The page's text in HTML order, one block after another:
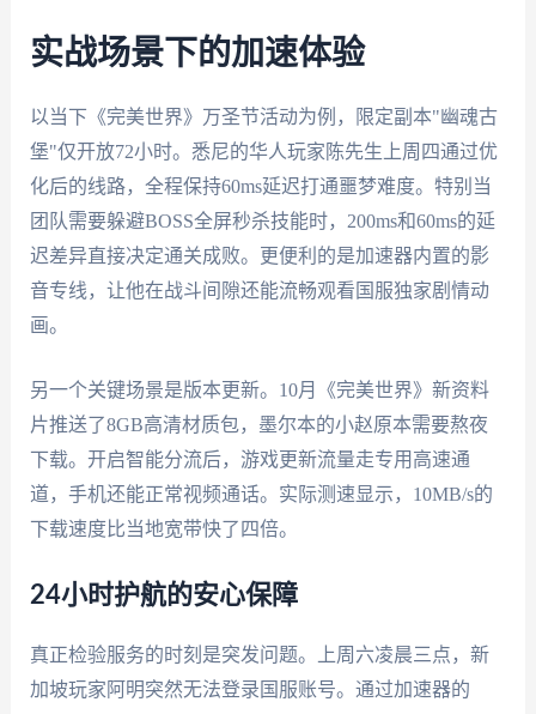
实战场景下的加速体验
以当下《完美世界》万圣节活动为例，限定副本"幽魂古
堡"仅开放72小时。悉尼的华人玩家陈先生上周四通过优
化后的线路，全程保持60ms延迟打通噩梦难度。特别当
团队需要躲避BOSS全屏秒杀技能时，200ms和60ms的延
迟差异直接决定通关成败。更便利的是加速器内置的影
音专线，让他在战斗间隙还能流畅观看国服独家剧情动
画。
另一个关键场景是版本更新。10月《完美世界》新资料
片推送了8GB高清材质包，墨尔本的小赵原本需要熬夜
下载。开启智能分流后，游戏更新流量走专用高速通
道，手机还能正常视频通话。实际测速显示，10MB/s的
下载速度比当地宽带快了四倍。
24小时护航的安心保障
真正检验服务的时刻是突发问题。上周六凌晨三点，新
加坡玩家阿明突然无法登录国服账号。通过加速器的